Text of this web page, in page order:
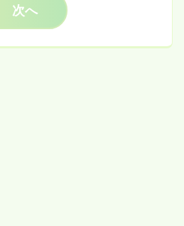
次へ